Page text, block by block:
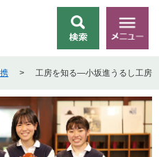
索
メ
ニ
ー
> 工房を知る―小坂進うるし工房